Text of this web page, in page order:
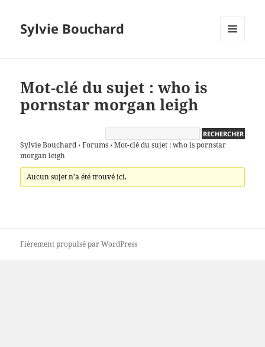
Sylvie Bouchard
Mot-clé du sujet : who is
pornstar morgan leigh
Sylvie Bouchard › Forums › Mot-clé du sujet : who is pornstar
morgan leigh
Aucun sujet n’a été trouvé ici.
Fièrement propulsé par WordPress